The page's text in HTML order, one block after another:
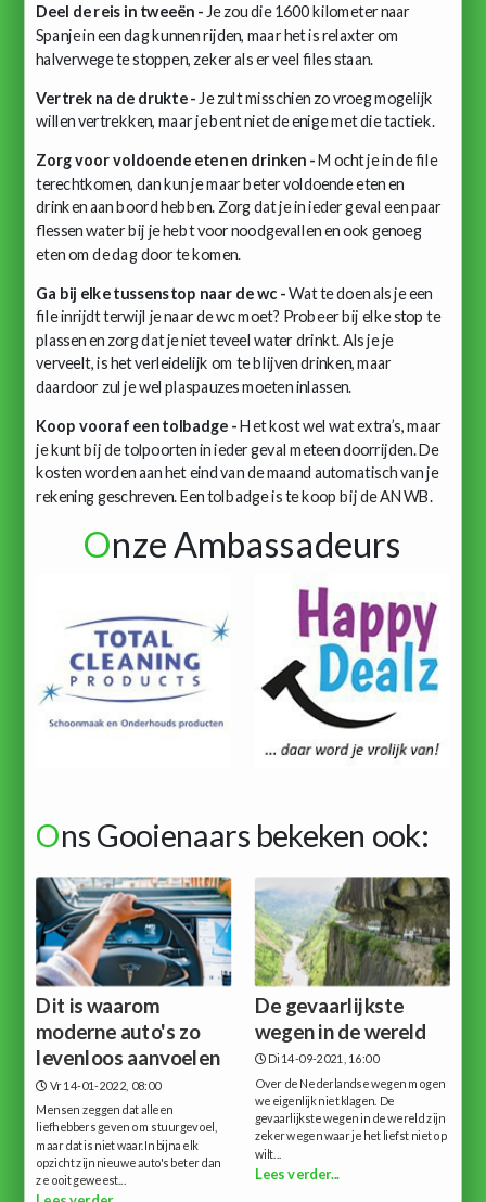
Deel de reis in tweeën - Je zou die 1600 kilometer naar
Spanje in een dag kunnen rijden, maar het is relaxter om
halverwege te stoppen, zeker als er veel files staan.
Vertrek na de drukte - Je zult misschien zo vroeg mogelijk
willen vertrekken, maar je bent niet de enige met die tactiek.
Zorg voor voldoende eten en drinken -Mocht je in de file
terechtkomen, dan kun je maar beter voldoende eten en
drinken aan boord hebben. Zorg dat je in ieder geval een paar
flessen water bij je hebt voor noodgevallen en ook genoeg
eten om de dag door te komen.
Ga bij elke tussenstop naar de wc -Wat te doen als je een
file inrijdt terwijl je naar de wc moet? Probeer bij elke stop te
plassen en zorg dat je niet teveel water drinkt. Als je je
verveelt, is het verleidelijk om te blijven drinken, maar
daardoor zul je wel plaspauzes moeten inlassen.
Koop vooraf een tolbadge -Het kost wel wat extra’s, maar
je kunt bij de tolpoorten in ieder geval meteen doorrijden. De
kosten worden aan het eind van de maand automatisch van je
rekening geschreven. Een tolbadge is te koop bij de ANWB.
Onze Ambassadeurs
Ons Gooienaars bekeken ook:
Dit is waarom
moderne auto's zo
levenloos aanvoelen
Vr 14-01-2022, 08:00
Mensen zeggen dat alleen
liefhebbers geven om stuurgevoel,
maar dat is niet waar.In bijna elk
opzicht zijn nieuwe auto's beter dan
ze ooit geweest...
De gevaarlijkste
wegen in de wereld
Di 14-09-2021, 16:00
Over de Nederlandse wegen mogen
we eigenlijk niet klagen. De
gevaarlijkste wegen in de wereld zijn
zeker wegen waar je het liefst niet op
wilt...
Lees verder...